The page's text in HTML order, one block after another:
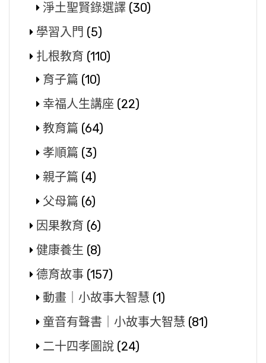
淨土聖賢錄選譯 (30)
學習入門 (5)
扎根教育 (110)
育子篇 (10)
幸福人生講座 (22)
教育篇 (64)
孝順篇 (3)
親子篇 (4)
父母篇 (6)
因果教育 (6)
健康養生 (8)
德育故事 (157)
動畫｜小故事大智慧 (1)
童音有聲書｜小故事大智慧 (81)
二十四孝圖說 (24)